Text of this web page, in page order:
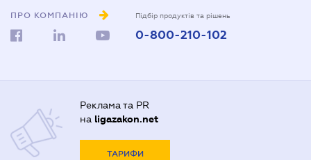
ПРО КОМПАНІЮ Підбір продуктів та рішень
0-800-210-102
Реклама та PR
на ligazakon.net
ТАРИФИ